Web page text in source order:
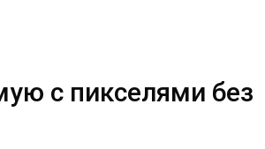
с пикселями без